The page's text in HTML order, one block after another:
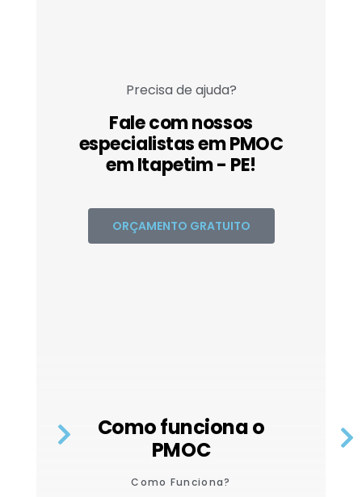
Precisa de ajuda?
Fale com nossos
especialistas em PMOC
em Itapetim - PE!
ORÇAMENTO GRATUITO
Como funciona o
PMOC
Como Funciona?